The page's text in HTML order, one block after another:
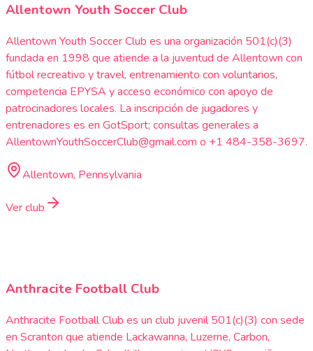
Allentown Youth Soccer Club
Allentown Youth Soccer Club es una organización 501(c)(3)
fundada en 1998 que atiende a la juventud de Allentown con
fútbol recreativo y travel, entrenamiento con voluntarios,
competencia EPYSA y acceso económico con apoyo de
patrocinadores locales. La inscripción de jugadores y
entrenadores es en GotSport; consultas generales a
AllentownYouthSoccerClub@gmail.com o +1 484-358-3697.
Allentown, Pennsylvania
Ver club
Anthracite Football Club
Anthracite Football Club es un club juvenil 501(c)(3) con sede
en Scranton que atiende Lackawanna, Luzerne, Carbon,